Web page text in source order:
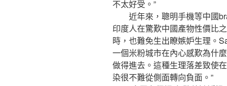
不太好受。”
近年來，聰明手機等中國
印度人在驚歎中國產物性價比
時，也難免生出瞭嫉妒生理。
一個米粉城市在內心感歎為什
做得進去。這種生理落差致使
染很不難從側面轉向負面。”